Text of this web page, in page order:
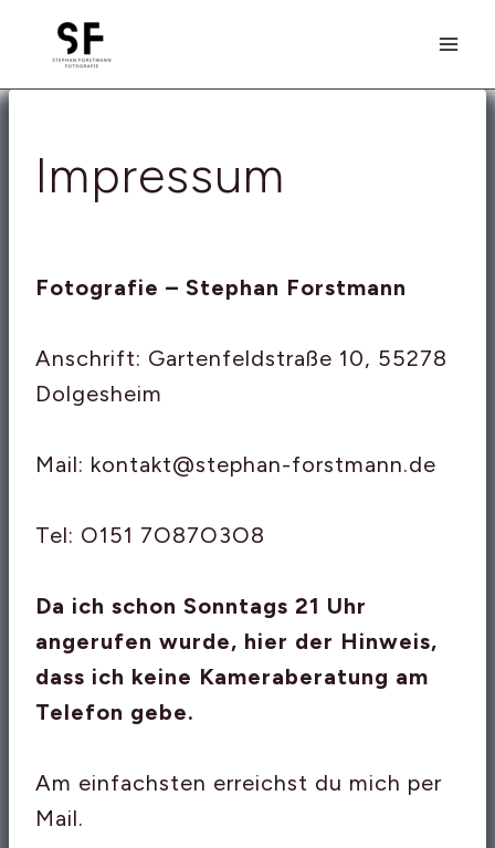
Inhalt
springen
Impressum
Fotografie – Stephan Forstmann
Anschrift: Gartenfeldstraße 10, 55278
Dolgesheim
Mail: kontakt@stephan-forstmann.de
Tel: O151 7O87O3O8
Da ich schon Sonntags 21 Uhr
angerufen wurde, hier der Hinweis,
dass ich keine Kameraberatung am
Telefon gebe.
Am einfachsten erreichst du mich per
Mail.